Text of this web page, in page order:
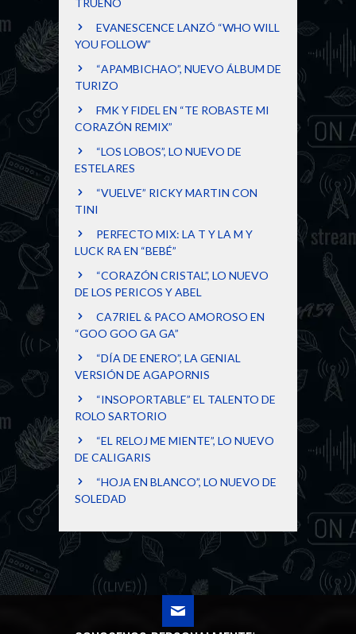
EVANESCENCE LANZÓ “WHO WILL
YOU FOLLOW”
“APAMBICHAO”, NUEVO ÁLBUM DE
TURIZO
FMK Y FIDEL EN “TE ROBASTE MI
CORAZÓN REMIX”
“LOS LOBOS”, LO NUEVO DE
ESTELARES
“VUELVE” RICKY MARTIN CON
TINI
PERFECTO MIX: LA T Y LA M Y
LUCK RA EN “BEBÉ”
“CORAZÓN CRISTAL”, LO NUEVO
DE LOS PERICOS Y ABEL
CA7RIEL & PACO AMOROSO EN
“GOO GOO GA GA”
“DÍA DE ENERO”, LA GENIAL
VERSIÓN DE AGAPORNIS
“INSOPORTABLE” EL TALENTO DE
ROLO SARTORIO
“EL RELOJ ME MIENTE”, LO NUEVO
DE CALIGARIS
“HOJA EN BLANCO”, LO NUEVO DE
SOLEDAD